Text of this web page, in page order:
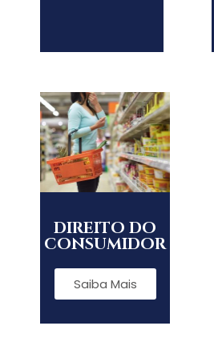
DIREITO DO
CONSUMIDOR
Saiba Mais